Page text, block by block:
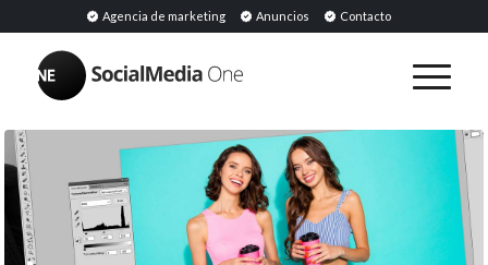
Agencia de marketing Anuncios Contacto